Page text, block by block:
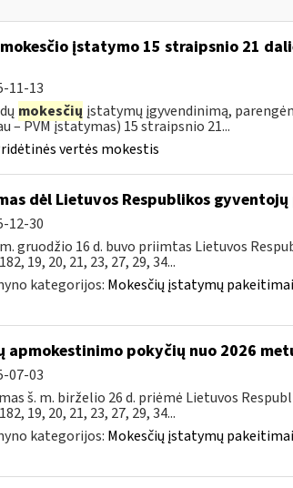
įstatymo 15 straipsnio 21
11-13
mokesčių įstatymų įgyvendinimą,
PVM įstatymas) 15 straipsnio 21...
vertės mokestis
dėl Lietuvos Respublikos
12-30
gruodžio 16 d. buvo priimtas Lietuvos
19, 20, 21, 23, 27, 29, 34...
kategorijos: Mokesčių įstatymų
apmokestinimo pokyčių nuo 2026
07-03
š. m. birželio 26 d. priėmė Lietuvos
19, 20, 21, 23, 27, 29, 34...
kategorijos: Mokesčių įstatymų